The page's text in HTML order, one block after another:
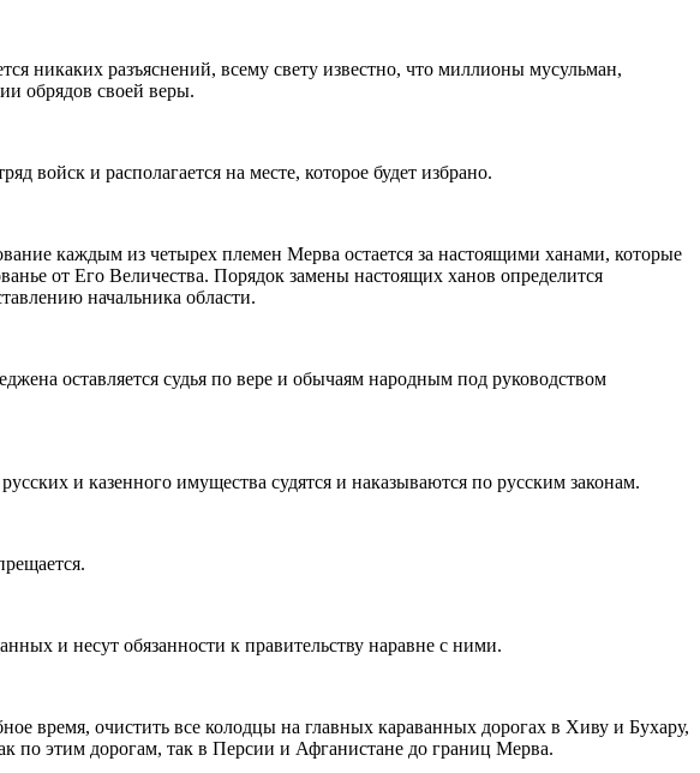
никаких разъяснений, всему свету известно, что миллионы мусульман,
обрядов своей веры.
войск и располагается на месте, которое будет избрано.
каждым из четырех племен Мерва остается за настоящими ханами, которые
от Его Величества. Порядок замены настоящих ханов определится
начальника области.
оставляется судья по вере и обычаям народным под руководством
и казенного имущества судятся и наказываются по русским законам.
и несут обязанности к правительству наравне с ними.
время, очистить все колодцы на главных караванных дорогах в Хиву и Бухару,
по этим дорогам, так в Персии и Афганистане до границ Мерва.